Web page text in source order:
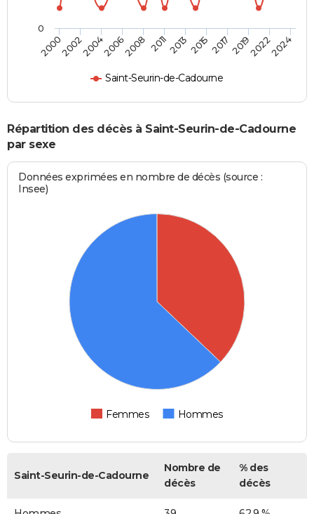
Saint-Seurin-de-Cadourne
20002002200420062008 2011201320152017201920222024
0
Répartition des décès à Saint-Seurin-de-Cadourne
par sexe
Données exprimées en nombre de décès (source :
Insee)
Femmes Hommes
Saint-Seurin-de-Cadourne
Nombre de
décès
% des
décès